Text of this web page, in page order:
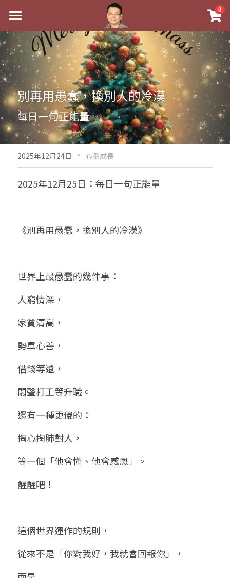
0
最新消息
關於我
實體經營
祖傳命理
手工印鑑
課程介紹
五行八字學
後天派陽宅
Blog
黃金會員專區
八字雜記
人氣最高
臉書生活
好書推廌
試閱專區
Podcast聽書
八字視頻
線上直播
自我挑戰
線上學苑
八字初階班2
八字中階班
八字高階班
五人實戰班
五行計算初階班
五行計算高階班
團隊訓練營
八字完整班
科學八字推理PDF
八字批命
小兒命名
我的著作
科學八字推理2
科學八字推理3
科學八字輕鬆學
輕鬆學會科學八字推理
批命預約
上課預約
常見問題
FB粉絲頁
登錄/註冊
搜索
繁體中文
繁體中文
0938617837
support@p8zicourse.com
別再用愚蠢，換別人的冷漠
每日一句正能量
2025年12月24日 · 心靈成長
2025年12月25日：每日一句正能量
《別再用愚蠢，換別人的冷漠》
世界上最愚蠢的幾件事：
人窮情深，
家貧清高，
勢單心善，
借錢等還，
悶聲打工等升職。
還有一種更傻的：
掏心掏肺對人，
等一個「他會懂、他會感恩」。
醒醒吧！
這個世界運作的規則，
從來不是「你對我好，我就會回報你」，
×
商品分類
八字線上完整班
科學八字推理PDF
《十神高階實戰錄》完整典藏版
1美元超值PDF